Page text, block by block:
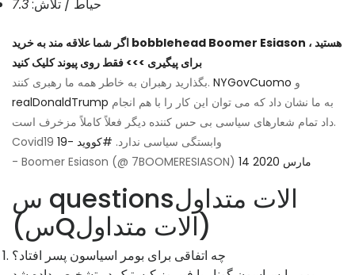
حیاط / تلاش:7.3
اگر شما علاقه مند به خرید bobblehead Boomer Esiason هستید ،
برای پیگیری >>> فقط روی پیوند کلیک کنید
بگذارید رهبران به خاطر همه ما رهبری کنند. NYGovCuomo و
realDonaldTrump
داد تمام شعارهای سیاسی بی حس کننده دیگر فعلاً کاملاً مزخرف است.
Covid19 وابستگی سیاسی ندارد. #کووید -19
- Boomer Esiason (@ 7BOOMERESIASON)
14 مارس 2020
س questionsالات متداول
(سQالات متداول)
چه اتفاقی برای بومر اسیاسون پسر افتاد؟